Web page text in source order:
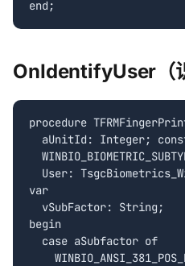
OnIdentifyUser（
procedure
aUnitId: Integer;
User:
var
  vSubFactor: String;
begin
  case aSubfactor of